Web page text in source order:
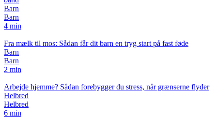
Barn
Barn
4 min
Fra mælk til mos: Sådan får dit barn en tryg start på fast føde
Barn
Barn
2 min
Arbejde hjemme? Sådan forebygger du stress, når grænserne flyder
Helbred
Helbred
6 min